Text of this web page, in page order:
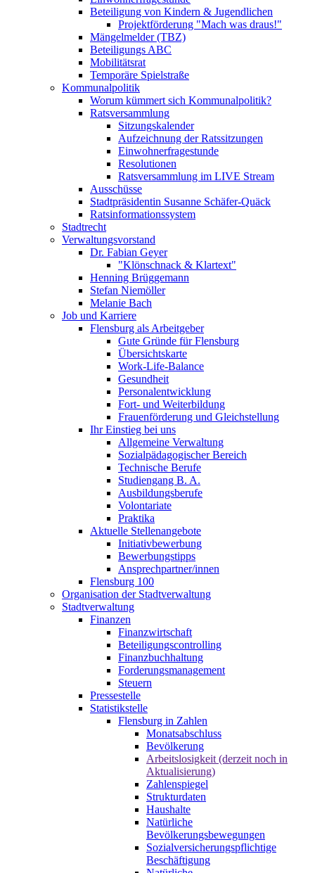
Beteiligung von Kindern & Jugendlichen
Projektförderung "Mach was draus!"
Mängelmelder (TBZ)
Beteiligungs ABC
Mobilitätsrat
Temporäre Spielstraße
Kommunalpolitik
Worum kümmert sich Kommunalpolitik?
Ratsversammlung
Sitzungskalender
Aufzeichnung der Ratssitzungen
Einwohnerfragestunde
Resolutionen
Ratsversammlung im LIVE Stream
Ausschüsse
Stadtpräsidentin Susanne Schäfer-Quäck
Ratsinformationssystem
Stadtrecht
Verwaltungsvorstand
Dr. Fabian Geyer
"Klönschnack & Klartext"
Henning Brüggemann
Stefan Niemöller
Melanie Bach
Job und Karriere
Flensburg als Arbeitgeber
Gute Gründe für Flensburg
Übersichtskarte
Work-Life-Balance
Gesundheit
Personalentwicklung
Fort- und Weiterbildung
Frauenförderung und Gleichstellung
Ihr Einstieg bei uns
Allgemeine Verwaltung
Sozialpädagogischer Bereich
Technische Berufe
Studiengang B. A.
Ausbildungsberufe
Volontariate
Praktika
Aktuelle Stellenangebote
Initiativbewerbung
Bewerbungstipps
Ansprechpartner/innen
Flensburg 100
Organisation der Stadtverwaltung
Stadtverwaltung
Finanzen
Finanzwirtschaft
Beteiligungscontrolling
Finanzbuchhaltung
Forderungsmanagement
Steuern
Pressestelle
Statistikstelle
Flensburg in Zahlen
Monatsabschluss
Bevölkerung
Arbeitslosigkeit (derzeit noch in
Aktualisierung)
Zahlenspiegel
Strukturdaten
Haushalte
Natürliche
Bevölkerungsbewegungen
Sozialversicherungspflichtige
Beschäftigung